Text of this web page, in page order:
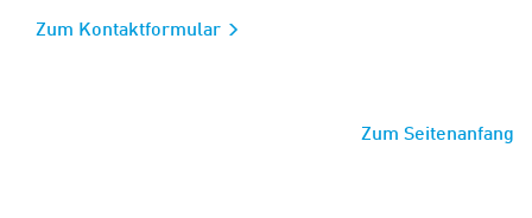
Zum Kontaktformular
Zum Seitenanfang